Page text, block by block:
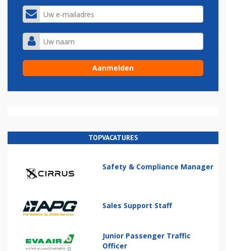
TOPVACATURES
Safety & Compliance Manager
Sales Support Staff
Junior Passenger Traffic
Officer